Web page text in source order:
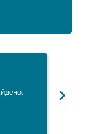
chevron_right